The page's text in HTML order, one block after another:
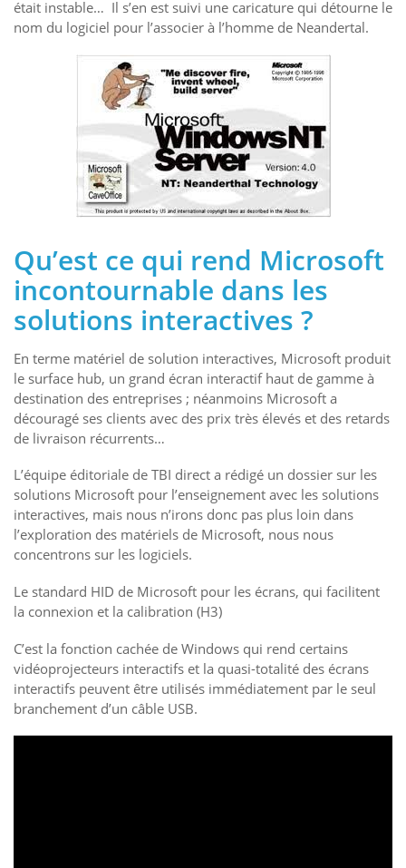
était instable… Il s’en est suivi une caricature qui détourne le
nom du logiciel pour l’associer à l’homme de Neandertal.
Qu’est ce qui rend Microsoft
incontournable dans les
solutions interactives ?
En terme matériel de solution interactives, Microsoft produit
le surface hub, un grand écran interactif haut de gamme à
destination des entreprises ; néanmoins Microsoft a
découragé ses clients avec des prix très élevés et des retards
de livraison récurrents…
L’équipe éditoriale de TBI direct a rédigé un dossier sur les
solutions Microsoft pour l’enseignement avec les solutions
interactives, mais nous n’irons donc pas plus loin dans
l’exploration des matériels de Microsoft, nous nous
concentrons sur les logiciels.
Le standard HID de Microsoft pour les écrans, qui facilitent
la connexion et la calibration (H3)
C’est la fonction cachée de Windows qui rend certains
vidéoprojecteurs interactifs et la quasi-totalité des écrans
interactifs peuvent être utilisés immédiatement par le seul
branchement d’un câble USB.